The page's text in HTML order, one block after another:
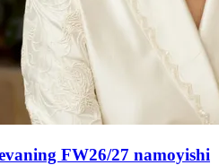
FW26/27 namoyishi